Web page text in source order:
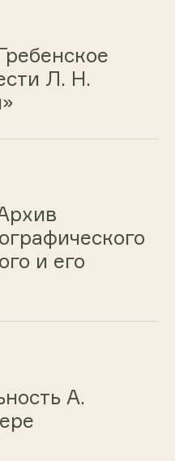
Л. Н.
и его
А.